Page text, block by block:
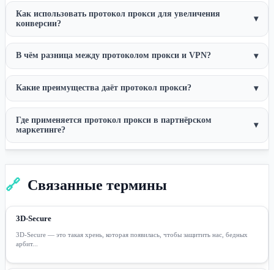
Как использовать протокол прокси для увеличения
конверсии?
▾
В чём разница между протоколом прокси и VPN? ▾
Какие преимущества даёт протокол прокси? ▾
Где применяется протокол прокси в партнёрском
маркетинге?
▾
🔗 Связанные термины
3D-Secure
3D-Secure — это такая хрень, которая появилась, чтобы защитить нас, бедных
арбит...